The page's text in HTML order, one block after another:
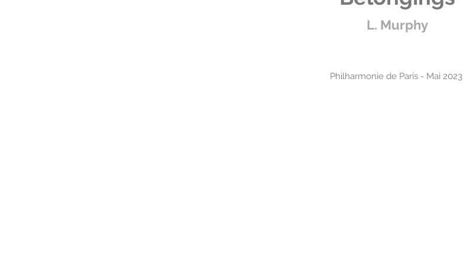
L. Murphy
Philharmonie de Paris - Mai 2023